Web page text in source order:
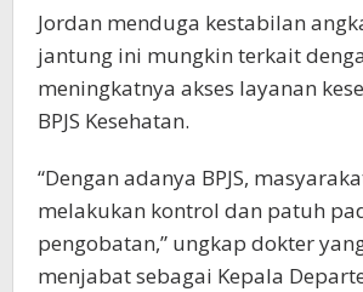
Jordan menduga kestabilan
jantung ini mungkin terkait
meningkatnya akses layanan
BPJS Kesehatan.
“Dengan adanya BPJS,
melakukan kontrol dan patuh
pengobatan,” ungkap dokter
menjabat sebagai Kepala